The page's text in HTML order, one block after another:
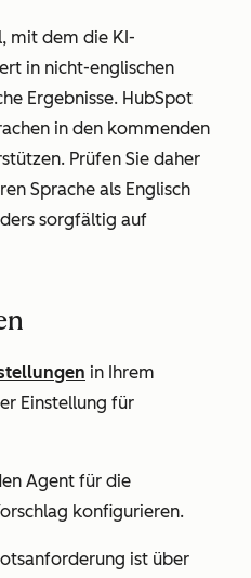
mit dem die KI-
in nicht-englischen
Ergebnisse. HubSpot
in den kommenden
Prüfen Sie daher
Sprache als Englisch
sorgfältig auf
in Ihrem
Einstellung für
Agent für die
konfigurieren.
ist über